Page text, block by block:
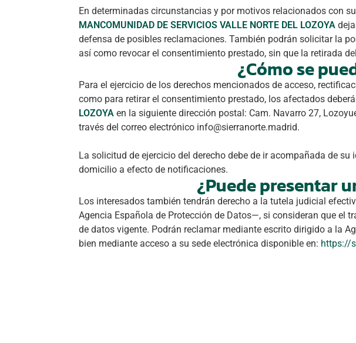
En determinadas circunstancias y por motivos relacionados con
MANCOMUNIDAD DE SERVICIOS VALLE NORTE DEL LOZOYA
defensa de posibles reclamaciones. También podrán solicitar la
así como revocar el consentimiento prestado, sin que la retirada
¿Cómo se
Para el ejercicio de los derechos mencionados de acceso,
como para retirar el consentimiento prestado, los afectados
LOZOYA en la siguiente dirección postal: Cam. Navarro 27,
través del correo electrónico info@sierranorte.madrid.
La solicitud de ejercicio del derecho debe de ir acompañada de
domicilio a efecto de notificaciones.
¿Puede presentar
Los interesados también tendrán derecho a la tutela judicial
Agencia Española de Protección de Datos—, si consideran que el
de datos vigente. Podrán reclamar mediante escrito dirigido a la
bien mediante acceso a su sede electrónica disponible en: https://